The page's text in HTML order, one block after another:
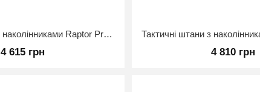
Тактичні штани з наколінниками Raptor Pro Gen 2 Мультикам 50/3
4 615 грн 4 810 грн